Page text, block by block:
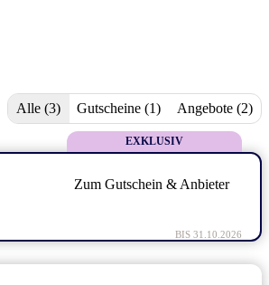
Alle (3) Gutscheine (1) Angebote (2)
EXKLUSIV
Zum Gutschein & Anbieter
BIS 31.10.2026